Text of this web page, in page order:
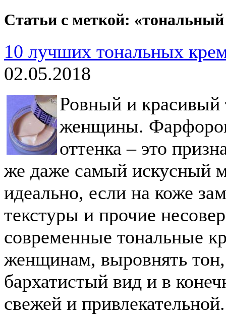
Статьи с меткой:
10 лучших тональных
02.05.2018
Ровный и
женщины.
оттенка – это
же даже самый искусный
идеально, если на коже
текстуры и прочие
современные тональные
женщинам, выровнять тон,
бархатистый вид и в
свежей и привлекательной.